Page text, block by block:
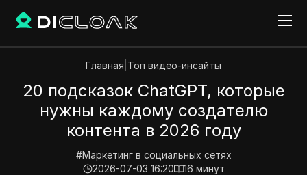
Главная Топ видео-инсайты
20 подсказок ChatGPT, которые
нужны каждому создателю
контента в 2026 году
#Маркетинг в социальных сетях
2026-07-03 16:20
16 минут